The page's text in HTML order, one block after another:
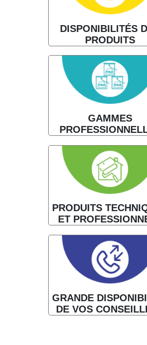
DISPONIBILITÉS
PRODUITS
GAMMES
PRODUITS
ET
GRANDE
DE VOS